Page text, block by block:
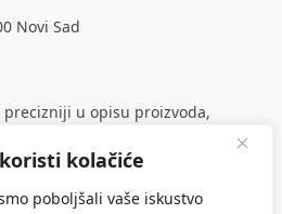
kolačiće
poboljšali vaše iskustvo
Novi Sad
u opisu proizvoda,
ali ne možemo garantovati da su
i bez grešaka.
u svakom trenutku.